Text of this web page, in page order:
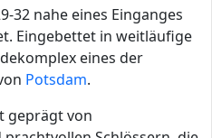
32 nahe eines Einganges
Eingebettet in weitläufige
eines der
Potsdam.
geprägt von